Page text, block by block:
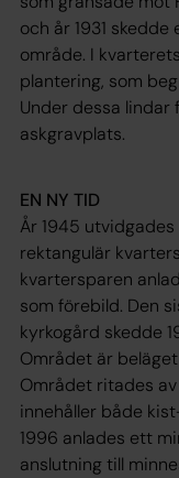
och år 1931
område. I
plantering, som
Under dessa lindar
askgravplats.
EN NY TID
År 1945
rektangulär
kvartersparen
som förebild. Den
kyrkogård skedde
Området är
Området ritades
innehåller både
1996 anlades ett
anslutning till